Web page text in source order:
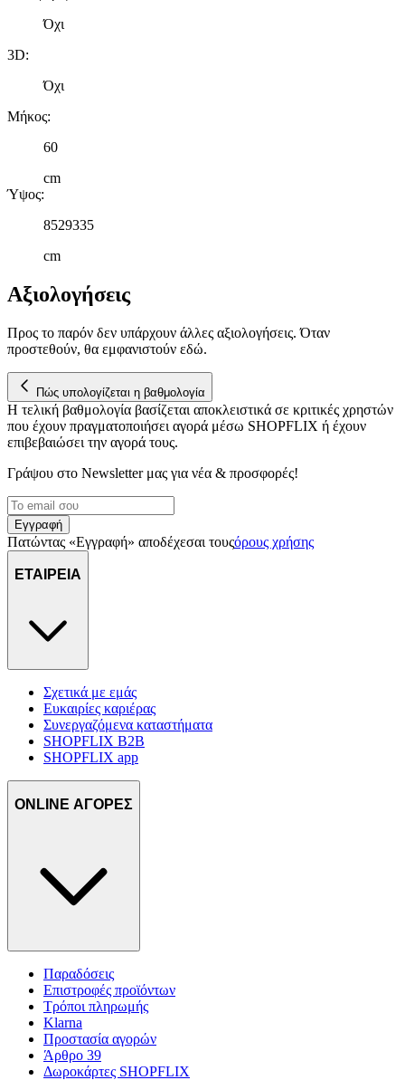
Όχι
3D:
Όχι
Μήκος:
60
cm
Ύψος:
8529335
cm
Αξιολογήσεις
Προς το παρόν δεν υπάρχουν άλλες αξιολογήσεις. Όταν
προστεθούν, θα εμφανιστούν εδώ.
Πώς υπολογίζεται η βαθμολογία
Η τελική βαθμολογία βασίζεται αποκλειστικά σε κριτικές χρηστών
που έχουν πραγματοποιήσει αγορά μέσω SHOPFLIX ή έχουν
επιβεβαιώσει την αγορά τους.
Γράψου στο Νewsletter μας για νέα & προσφορές!
Εγγραφή
Πατώντας «Εγγραφή» αποδέχεσαι τουςόρους χρήσης
ΕΤΑΙΡΕΙΑ
Σχετικά με εμάς
Ευκαιρίες καριέρας
Συνεργαζόμενα καταστήματα
SHOPFLIX B2B
SHOPFLIX app
ONLINE ΑΓΟΡΕΣ
Παραδόσεις
Επιστροφές προϊόντων
Τρόποι πληρωμής
Klarna
Προστασία αγορών
Άρθρο 39
Δωροκάρτες SHOPFLIX